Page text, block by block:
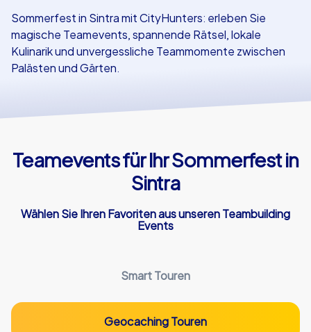
Sommerfest in Sintra mit CityHunters: erleben Sie
magische Teamevents, spannende Rätsel, lokale
Kulinarik und unvergessliche Teammomente zwischen
Palästen und Gärten.
Teamevents für Ihr Sommerfest in
Sintra
Wählen Sie Ihren Favoriten aus unseren Teambuilding
Events
Smart Touren
Geocaching Touren